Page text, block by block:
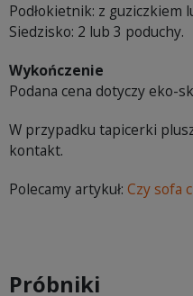
Podłokietnik: z guziczkiem
Siedzisko: 2 lub 3 poduchy.
Wykończenie
Podana cena dotyczy eko-
W przypadku tapicerki
kontakt.
Polecamy artykuł: Czy sofa
Próbniki